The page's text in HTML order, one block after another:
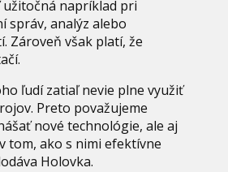
napríklad pri
správ, analýz alebo
Zároveň však platí, že
ľudí zatiaľ nevie plne využiť
Preto považujeme
nové technológie, ale aj
tom, ako s nimi efektívne
Holovka.